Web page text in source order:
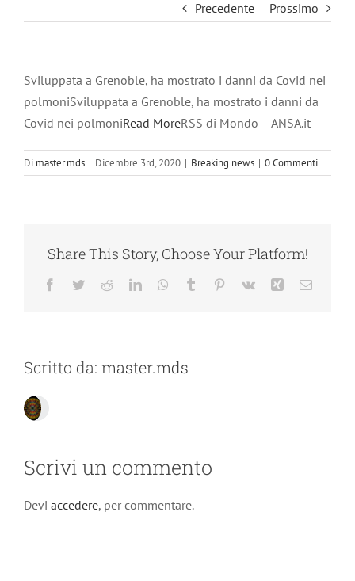
Precedente Prossimo
Sviluppata a Grenoble, ha mostrato i danni da Covid nei
polmoniSviluppata a Grenoble, ha mostrato i danni da
Covid nei polmoniRead MoreRSS di Mondo – ANSA.it
Di master.mds | Dicembre 3rd, 2020 | Breaking news | 0 Commenti
Share This Story, Choose Your Platform!
Facebook
TwitterRedditLinkedInWhatsApp
Tumblr Pinterest
Vk Xing Email
Scritto da: master.mds
Scrivi un commento
Devi accedere, per commentare.